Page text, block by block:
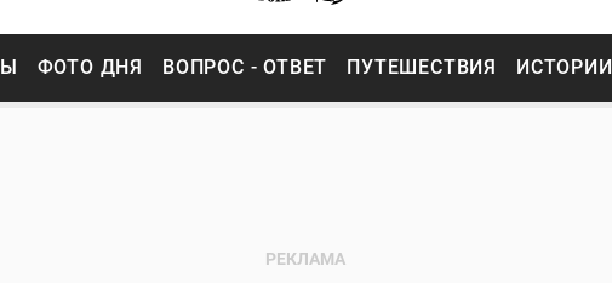
ФОТО ДНЯ ВОПРОС - ОТВЕТ ПУТЕШЕСТВИЯ ИСТОРИИ